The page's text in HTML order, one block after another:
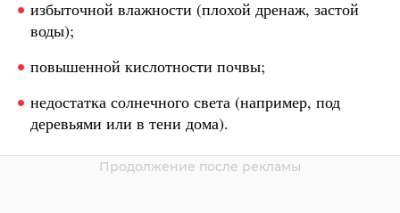
избыточной влажности (плохой дренаж, застой
воды);
повышенной кислотности почвы;
недостатка солнечного света (например, под
деревьями или в тени дома).